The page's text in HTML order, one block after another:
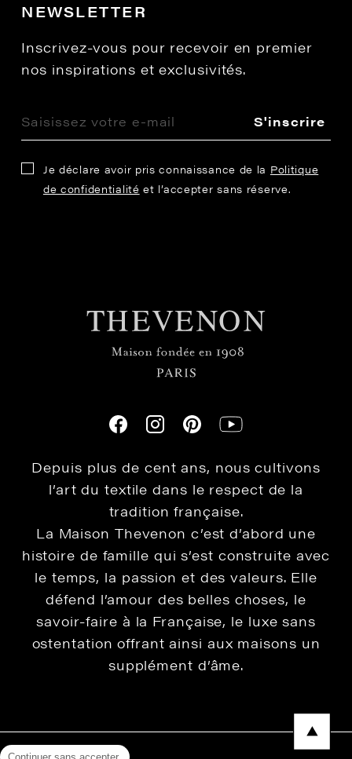
NEWSLETTER
Inscrivez-vous pour recevoir en premier
nos inspirations et exclusivités.
S'inscrire
Je déclare avoir pris connaissance de la Politique
de confidentialité et l’accepter sans réserve.
Depuis plus de cent ans, nous cultivons
l’art du textile dans le respect de la
tradition française.
La Maison Thevenon c’est d’abord une
histoire de famille qui s’est construite avec
le temps, la passion et des valeurs. Elle
défend l’amour des belles choses, le
savoir-faire à la Française, le luxe sans
ostentation offrant ainsi aux maisons un
supplément d’âme.
Continuer sans accepter